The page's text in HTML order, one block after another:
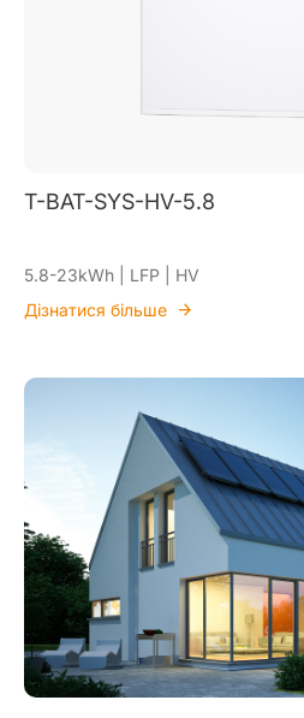
T-BAT-SYS-HV-5.8
5.8-23kWh | LFP | HV
Дізнатися більше